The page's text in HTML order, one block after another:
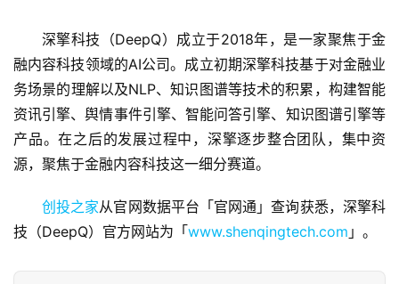
融
资
报
道
业
察
深擎科技（DeepQ）成立于2018年，是一家聚焦于金
融内容科技领域的AI公司。成立初期深擎科技基于对金融业
务场景的理解以及NLP、知识图谱等技术的积累，构建智能
资讯引擎、舆情事件引擎、智能问答引擎、知识图谱引擎等
产品。在之后的发展过程中，深擎逐步整合团队，集中资
源，聚焦于金融内容科技这一细分赛道。
创投之家从官网数据平台「官网通」查询获悉，深擎科
技（DeepQ）官方网站为「www.shenqingtech.com 」。